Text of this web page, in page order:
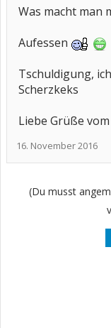
Was macht man
Aufessen
Tschuldigung,
Scherzkeks
Liebe Grüße
16. November 2016
(Du musst